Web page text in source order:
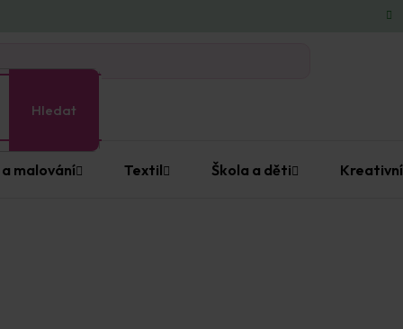
Hledat
malování Textil Škola a děti